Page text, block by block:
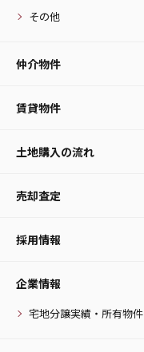
その他
仲介物件
賃貸物件
土地購入の流れ
売却査定
採用情報
企業情報
宅地分譲実績・所有物件